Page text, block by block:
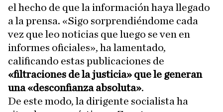
el hecho de que la información haya llegado
a la prensa. «Sigo sorprendiéndome cada
vez que leo noticias que luego se ven en
informes oficiales», ha lamentado,
calificando estas publicaciones de
«filtraciones de la justicia» que le generan
una «desconfianza absoluta».
De este modo, la dirigente socialista ha